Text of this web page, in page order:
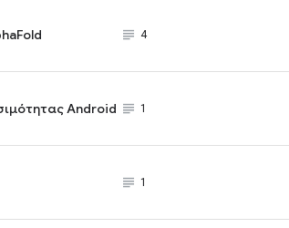
subject_black
4
Android subject_black
1
subject_black
1